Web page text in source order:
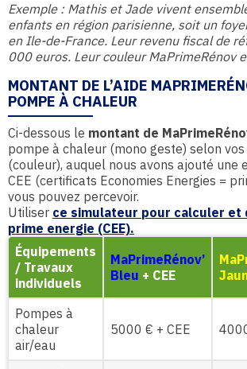
Exemple : Mathis et Jade vivent
enfants en région parisienne, soit un
en Ile-de-France. Leur revenu fiscal de
000 euros. Leur couleur MaPrimeRénov
MONTANT DE L’AIDE
POMPE À CHALEUR
Ci-dessous le montant de
pompe à chaleur (mono geste) selon
(couleur), auquel nous avons ajouté une
CEE (certificats Economies Energies =
vous pouvez percevoir.
Utiliser ce simulateur pour calculer et
prime energie (CEE).
Équipements
/ Travaux
individuels
MaPrimeRénov’
Bleu + CEE
Pompes à
chaleur
air/eau
5000 € + CEE